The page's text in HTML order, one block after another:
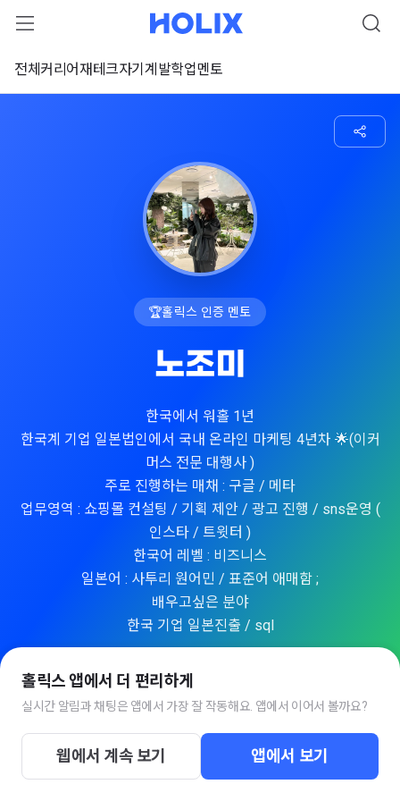
전체 커리어재테크자기계발학업멘토
🏆홀릭스 인증 멘토
노조미
한국에서 워홀 1년
한국계 기업 일본법인에서 국내 온라인 마케팅 4년차 🌟(이커
머스 전문 대행사 )
주로 진행하는 매채 : 구글 / 메타
업무영역 : 쇼핑몰 컨설팅 / 기획 제안 / 광고 진행 / sns운영 (
인스타 / 트윗터 )
한국어 레벨 : 비즈니스
일본어 : 사투리 원어민 / 표준어 애매함 ;
배우고싶은 분야
한국 기업 일본진출 / sql
홀릭스 앱에서 더 편리하게
실시간 알림과 채팅은 앱에서 가장 잘 작동해요. 앱에서 이어서 볼까요?
웹에서 계속 보기 앱에서 보기